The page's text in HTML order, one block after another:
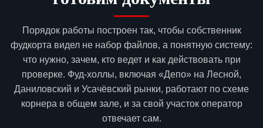
Порядок работы построен так, чтобы собственник
фудкорта видел не набор файлов, а понятную систему:
что нужно, зачем, кто ведет и как действовать при
проверке. Фуд-холлы, включая «Депо» на Лесной,
Даниловский и Усачёвский рынки, работают по схеме
корнера в общем зале, и за свой участок оператор
отвечает сам.